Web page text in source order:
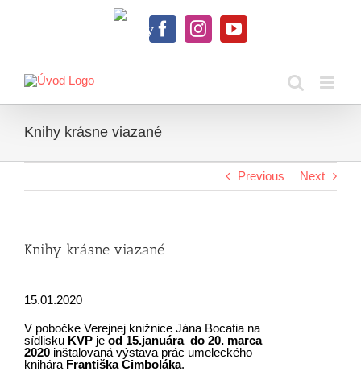
KnihyFacebookInstagramYouTube
Knihy krásne viazané
Previous Next
Knihy krásne viazané
15.01.2020
V pobočke Verejnej knižnice Jána Bocatia na
sídlisku KVPje od 15.januára do 20. marca
2020inštalovaná výstava prác umeleckého
kniháraFrantiška Cimboláka.